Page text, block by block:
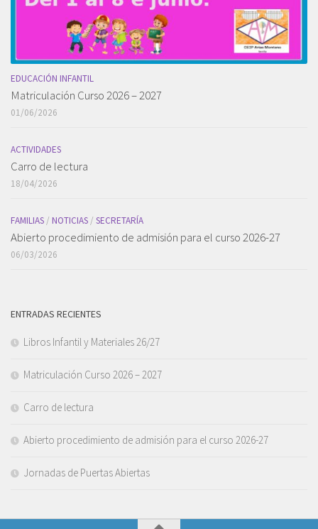
EDUCACIÓN INFANTIL
Matriculación Curso 2026 – 2027
01/06/2026
ACTIVIDADES
Carro de lectura
18/04/2026
FAMILIAS / NOTICIAS / SECRETARÍA
Abierto procedimiento de admisión para el curso 2026-27
06/03/2026
ENTRADAS RECIENTES
Libros Infantil y Materiales 26/27
Matriculación Curso 2026 – 2027
Carro de lectura
Abierto procedimiento de admisión para el curso 2026-27
Jornadas de Puertas Abiertas